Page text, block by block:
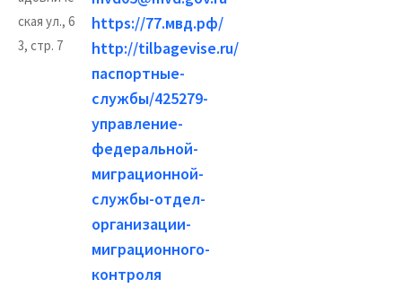
ская ул., 6
3, стр. 7
https://77.мвд.рф/
http://tilbagevise.ru/
паспортные-
службы/425279-
управление-
федеральной-
миграционной-
службы-отдел-
организации-
миграционного-
контроля